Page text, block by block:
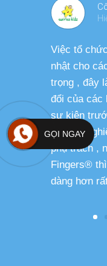
Việc tổ
nhật cho
trọng , đây
đổi của các
sự kiện
chuyên
phụ trách ,
Fingers®
dàng hơn
GỌI NGAY